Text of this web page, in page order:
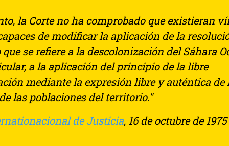
la Corte no ha comprobado que existieran
de modificar la aplicación de la
se refiere a la descolonización del Sáhara
a la aplicación del principio de la libre
mediante la expresión libre y auténtica de
las poblaciones del territorio."
de Justicia, 16 de octubre de 1975